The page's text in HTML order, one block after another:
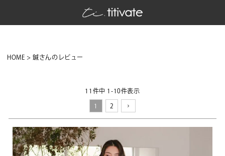
HOME 鍼さんのレビュー
11 件中 1 -10件表示
1 2